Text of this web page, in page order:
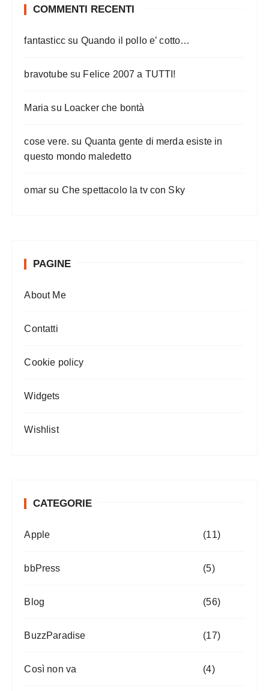
COMMENTI RECENTI
fantasticc su Quando il pollo e’ cotto…
bravotubesu Felice 2007 a TUTTI!
Maria su Loacker che bontà
cose vere. su Quanta gente di merda esiste in
questo mondo maledetto
omar su Che spettacolo la tv con Sky
PAGINE
About Me
Contatti
Cookie policy
Widgets
Wishlist
CATEGORIE
Apple (11)
bbPress (5)
Blog (56)
BuzzParadise (17)
Così non va (4)